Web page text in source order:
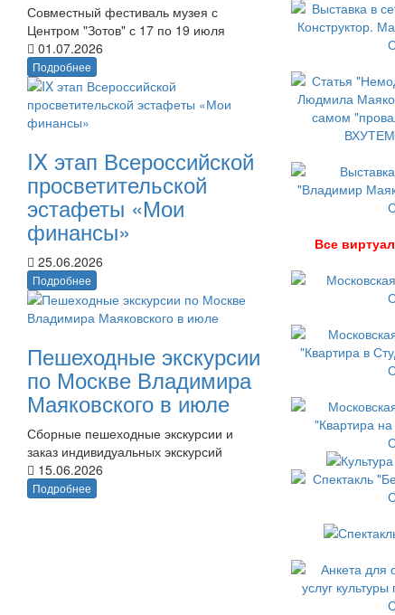
Совместный фестиваль музея с
Центром "Зотов" с 17 по 19 июля
01.07.2026
Подробнее
IX этап Всероссийской
просветительской
эстафеты «Мои
финансы»
25.06.2026
Подробнее
Пешеходные экскурсии
по Москве Владимира
Маяковского в июле
Сборные пешеходные экскурсии и
заказ индивидуальных экскурсий
15.06.2026
Подробнее
Все